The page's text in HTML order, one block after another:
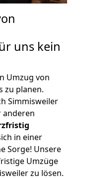
uns kein
Umzug von
zu planen.
Simmisweiler
anderen
in einer
Sorge! Unsere
Umzüge
zu lösen.